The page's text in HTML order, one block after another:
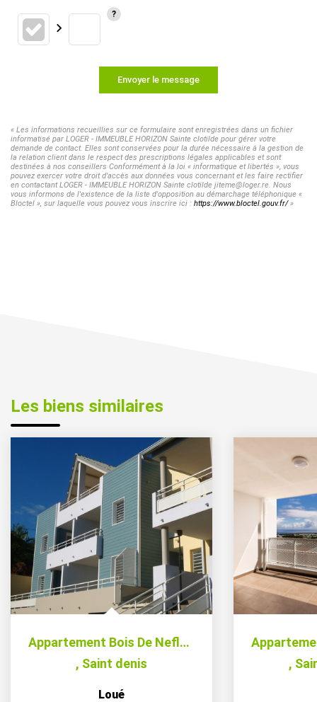
Envoyer le message
« Les informations recueillies sur ce formulaire sont enregistrées dans un fichier
informatisé par LOGER - IMMEUBLE HORIZON Sainte clotilde pour gérer votre
demande de contact. Elles sont conservées pour la durée nécessaire à la gestion de
la relation client dans le respect des prescriptions légales applicables et sont
destinées à nos conseillers Conformément à la loi « informatique et libertés », vous
pouvez exercer votre droit d'accès aux données vous concernant et les faire rectifier
en contactant LOGER - IMMEUBLE HORIZON Sainte clotilde jiteme@loger.re. Nous
vous informons de l'existence de la liste d'opposition au démarchage téléphonique «
Bloctel », sur laquelle vous pouvez vous inscrire ici : https://www.bloctel.gouv.fr/»
Les biens similaires
Appartement Bois De Nefles 2 pièce(s) 46.07 m2
, Saint denis
Loué
,